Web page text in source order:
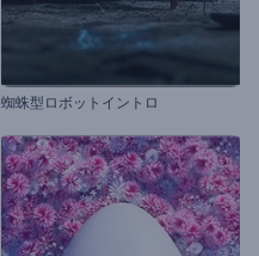
蜘蛛型ロボットイントロ